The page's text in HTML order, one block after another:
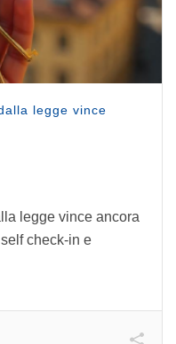
legge vince
legge vince ancora
check-in e